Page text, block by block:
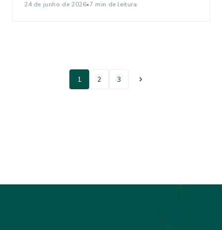
24 de junho de 2026•7 min de leitura
1 2 3